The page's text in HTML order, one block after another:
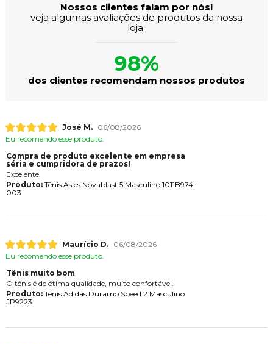
Nossos clientes falam por nós!
veja algumas avaliações de produtos da nossa
loja.
98%
dos clientes recomendam nossos produtos
José M.
06/08/2026
Eu recomendo esse produto.
Compra de produto excelente em empresa
séria e cumpridora de prazos!
Excelente,
Produto:Tênis Asics Novablast 5 Masculino 1011B974-
003
Maurício D.
06/08/2026
Eu recomendo esse produto.
Tênis muito bom
O tênis é de ótima qualidade, muito confortável.
Produto:Tênis Adidas Duramo Speed 2 Masculino
JP9223